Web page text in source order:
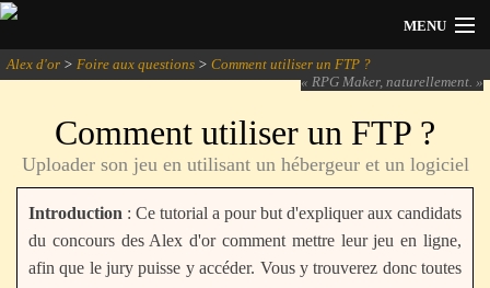
MENU
Actualités
Session 2026
Archives
Forum
Alex d'or > Foire aux questions > Comment utiliser un FTP ?
« RPG Maker, naturellement. »
Comment utiliser un FTP ?
Uploader son jeu en utilisant un hébergeur et un logiciel
Introduction : Ce tutorial a pour but d'expliquer aux candidats
du concours des Alex d'or comment mettre leur jeu en ligne,
afin que le jury puisse y accéder. Vous y trouverez donc toutes